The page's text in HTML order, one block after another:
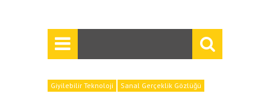
Giyilebilir Teknoloji Sanal Gerçeklik Gözlüğü